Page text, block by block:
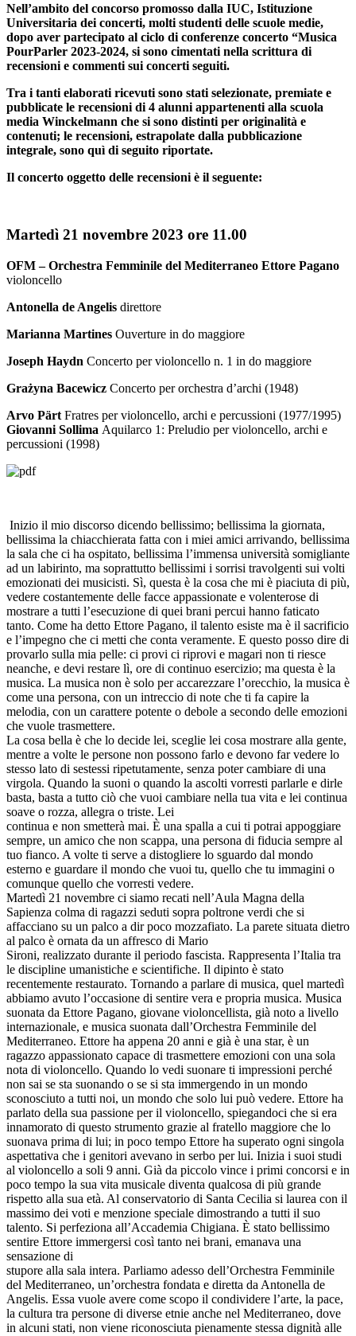
Nell’ambito del concorso promosso dalla IUC, Istituzione
Universitaria dei concerti, molti studenti delle scuole medie,
dopo aver partecipato al ciclo di conferenze concerto “Musica
PourParler 2023-2024, si sono cimentati nella scrittura di
recensioni e commenti sui concerti seguiti.
Tra i tanti elaborati ricevuti sono stati selezionate, premiate e
pubblicate le recensioni di 4 alunni appartenenti alla scuola
media Winckelmann che si sono distinti per originalità e
contenuti; le recensioni, estrapolate dalla pubblicazione
integrale, sono quì di seguito riportate.
Il concerto oggetto delle recensioni è il seguente:
Martedì 21 novembre 2023 ore 11.00
OFM – Orchestra Femminile del Mediterraneo Ettore Pagano
violoncello
Antonella de Angelis direttore
Marianna Martines Ouverture in do maggiore
Joseph Haydn Concerto per violoncello n. 1 in do maggiore
Grażyna Bacewicz Concerto per orchestra d’archi (1948)
Arvo Pärt Fratres per violoncello, archi e percussioni (1977/1995)
Giovanni Sollima Aquilarco 1: Preludio per violoncello, archi e
percussioni (1998)
Inizio il mio discorso dicendo bellissimo; bellissima la giornata,
bellissima la chiacchierata fatta con i miei amici arrivando, bellissima
la sala che ci ha ospitato, bellissima l’immensa università somigliante
ad un labirinto, ma soprattutto bellissimi i sorrisi travolgenti sui volti
emozionati dei musicisti. Sì, questa è la cosa che mi è piaciuta di più,
vedere costantemente delle facce appassionate e volenterose di
mostrare a tutti l’esecuzione di quei brani percui hanno faticato
tanto. Come ha detto Ettore Pagano, il talento esiste ma è il sacrificio
e l’impegno che ci metti che conta veramente. E questo posso dire di
provarlo sulla mia pelle: ci provi ci riprovi e magari non ti riesce
neanche, e devi restare lì, ore di continuo esercizio; ma questa è la
musica. La musica non è solo per accarezzare l’orecchio, la musica è
come una persona, con un intreccio di note che ti fa capire la
melodia, con un carattere potente o debole a secondo delle emozioni
che vuole trasmettere.
La cosa bella è che lo decide lei, sceglie lei cosa mostrare alla gente,
mentre a volte le persone non possono farlo e devono far vedere lo
stesso lato di sestessi ripetutamente, senza poter cambiare di una
virgola. Quando la suoni o quando la ascolti vorresti parlarle e dirle
basta, basta a tutto ciò che vuoi cambiare nella tua vita e lei continua
soave o rozza, allegra o triste. Lei
continua e non smetterà mai. È una spalla a cui ti potrai appoggiare
sempre, un amico che non scappa, una persona di fiducia sempre al
tuo fianco. A volte ti serve a distogliere lo sguardo dal mondo
esterno e guardare il mondo che vuoi tu, quello che tu immagini o
comunque quello che vorresti vedere.
Martedì 21 novembre ci siamo recati nell’Aula Magna della
Sapienza colma di ragazzi seduti sopra poltrone verdi che si
affacciano su un palco a dir poco mozzafiato. La parete situata dietro
al palco è ornata da un affresco di Mario
Sironi, realizzato durante il periodo fascista. Rappresenta l’Italia tra
le discipline umanistiche e scientifiche. Il dipinto è stato
recentemente restaurato. Tornando a parlare di musica, quel martedì
abbiamo avuto l’occasione di sentire vera e propria musica. Musica
suonata da Ettore Pagano, giovane violoncellista, già noto a livello
internazionale, e musica suonata dall’Orchestra Femminile del
Mediterraneo. Ettore ha appena 20 anni e già è una star, è un
ragazzo appassionato capace di trasmettere emozioni con una sola
nota di violoncello. Quando lo vedi suonare ti impressioni perché
non sai se sta suonando o se si sta immergendo in un mondo
sconosciuto a tutti noi, un mondo che solo lui può vedere. Ettore ha
parlato della sua passione per il violoncello, spiegandoci che si era
innamorato di questo strumento grazie al fratello maggiore che lo
suonava prima di lui; in poco tempo Ettore ha superato ogni singola
aspettativa che i genitori avevano in serbo per lui. Inizia i suoi studi
al violoncello a soli 9 anni. Già da piccolo vince i primi concorsi e in
poco tempo la sua vita musicale diventa qualcosa di più grande
rispetto alla sua età. Al conservatorio di Santa Cecilia si laurea con il
massimo dei voti e menzione speciale dimostrando a tutti il suo
talento. Si perfeziona all’Accademia Chigiana. È stato bellissimo
sentire Ettore immergersi così tanto nei brani, emanava una
sensazione di
stupore alla sala intera. Parliamo adesso dell’Orchestra Femminile
del Mediterraneo, un’orchestra fondata e diretta da Antonella de
Angelis. Essa vuole avere come scopo il condividere l’arte, la pace,
la cultura tra persone di diverse etnie anche nel Mediterraneo, dove
in alcuni stati, non viene riconosciuta pienamente stessa dignità alle